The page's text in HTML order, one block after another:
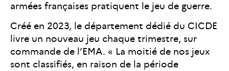
armées françaises pratiquent le jeu de guerre.
Créé en 2023, le département dédié du CICDE
livre un nouveau jeu chaque trimestre, sur
commande de l’EMA. « La moitié de nos jeux
sont classifiés, en raison de la période